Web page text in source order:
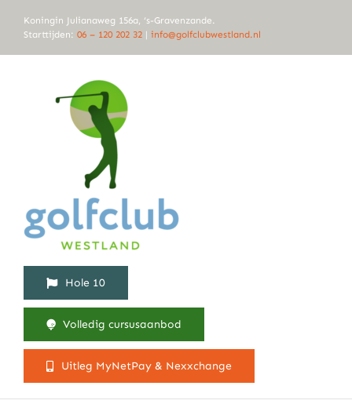
naar
Koningin Julianaweg 156a, ‘s-Gravenzande.
Starttijden: 06 – 120 202 32 | info@golfclubwestland.nl
Hole 10
Volledig cursusaanbod
Uitleg MyNetPay & Nexxchange